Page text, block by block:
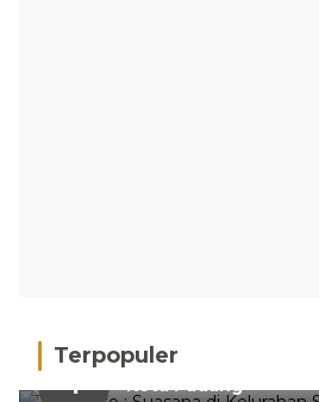
Terpopuler
1
Hujan Deras, 15 Titik
Kota Padang